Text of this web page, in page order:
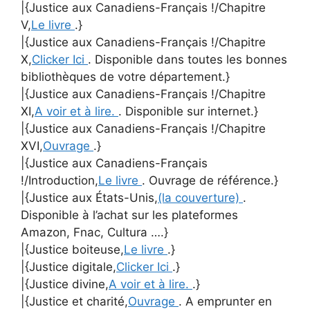
|{Justice aux Canadiens-Français !/Chapitre
V,Le livre .}
|{Justice aux Canadiens-Français !/Chapitre
X,Clicker Ici . Disponible dans toutes les bonnes
bibliothèques de votre département.}
|{Justice aux Canadiens-Français !/Chapitre
XI,A voir et à lire. . Disponible sur internet.}
|{Justice aux Canadiens-Français !/Chapitre
XVI,Ouvrage .}
|{Justice aux Canadiens-Français
!/Introduction,Le livre . Ouvrage de référence.}
|{Justice aux États-Unis,(la couverture) .
Disponible à l’achat sur les plateformes
Amazon, Fnac, Cultura ….}
|{Justice boiteuse,Le livre .}
|{Justice digitale,Clicker Ici .}
|{Justice divine,A voir et à lire. .}
|{Justice et charité,Ouvrage . A emprunter en